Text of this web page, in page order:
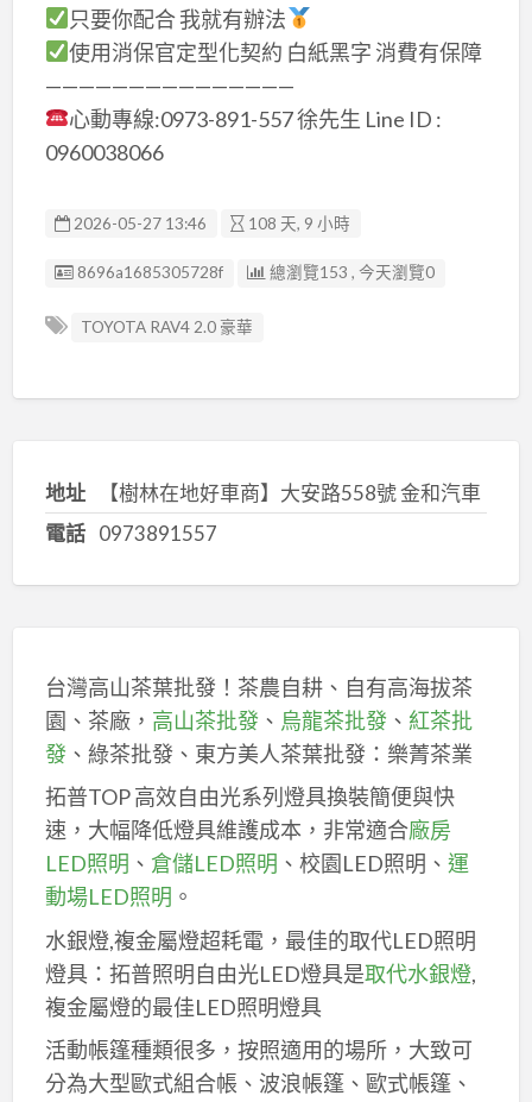
只要你配合 我就有辦法
使用消保官定型化契約 白紙黑字 消費有保障
———————————————
心動專線:0973-891-557 徐先生 Line ID :
0960038066
2026-05-27 13:46 108 天, 9 小時
廣告编號
8696a1685305728f 總瀏覽153 , 今天瀏覽0
TOYOTA RAV4 2.0 豪華
地址
【樹林在地好車商】大安路558號 金和汽車
電話 0973891557
台灣高山茶葉批發！茶農自耕、自有高海拔茶
園、茶廠， 高山茶批發、 烏龍茶批發、 紅茶批
發、綠茶批發、東方美人茶葉批發：樂菁茶業
拓普TOP 高效自由光系列燈具換裝簡便與快
速，大幅降低燈具維護成本，非常適合廠房
LED照明 、 倉儲LED照明 、校園LED照明、 運
動場LED照明 。
水銀燈,複金屬燈超耗電，最佳的取代LED照明
燈具：拓普照明自由光LED燈具是取代水銀燈,
複金屬燈的最佳LED照明燈具
活動帳篷種類很多，按照適用的場所，大致可
分為大型歐式組合帳、波浪帳篷、歐式帳篷、